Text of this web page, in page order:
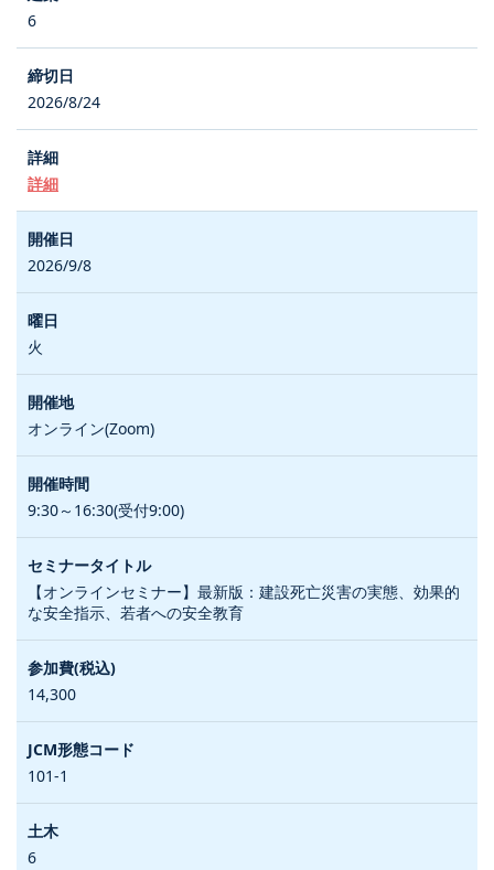
6
2026/8/24
詳細
2026/9/8
火
オンライン(Zoom)
9:30～16:30(受付9:00)
【オンラインセミナー】最新版：建設死亡災害の実態、効果的
な安全指示、若者への安全教育
14,300
101-1
6